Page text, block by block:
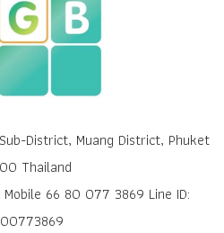
District, Muang District, Phuket
Thailand
66 80 077 3869 Line ID: